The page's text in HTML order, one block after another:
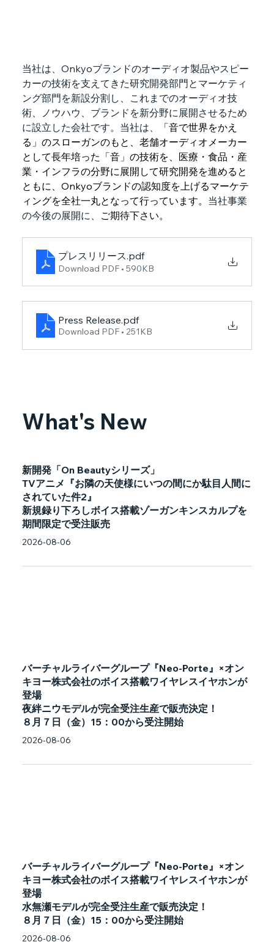
当社は、Onkyoブランドのオーディオ製品やスピー
カーの技術を支えてきた研究開発部門とマーケティ
ング部門を新設分割し、これまでのオーディオ技
術、ノウハウ、ブランドを新分野に展開させるため
に設立した会社です。当社は、
「音で世界をかえ
る」のスローガンのもと、老舗オーディオメーカー
として長年培った「音」の技術を、医療・食品・産
業・インフラの分野に展開して研究開発を進めると
ともに、Onkyoブランドの認知度を上げるマーケテ
ィングを全社一丸となって行っています。 当社事業
の今後の展開に、
ご期待下さい。
プレスリリース.pdf
Download PDF • 590KB
Press Release.pdf
Download PDF • 251KB
新開発「On Beautyシリーズ」
TVアニメ『お隣の天使様にいつの間にか駄目人間に
されていた件2』
新規録り下ろしボイス搭載ゾーガンキンスカルプを
期間限定で受注販売
2026-08-06
バーチャルライバーグループ『Neo-Porte』×オン
キヨー株式会社のボイス搭載ワイヤレスイヤホンが
登場
夜絆ニウモデルが完全受注生産で販売決定！
８月７日（金）15：00から受注開始
2026-08-06
バーチャルライバーグループ『Neo-Porte』×オン
キヨー株式会社のボイス搭載ワイヤレスイヤホンが
登場
水無瀬モデルが完全受注生産で販売決定！
８月７日（金）15：00から受注開始
2026-08-06
What's New